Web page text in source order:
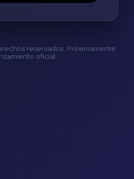
reservados. Próximamente
oficial.